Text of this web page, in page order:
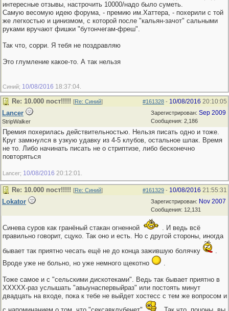
интересные отзывы, настрочить 10000/надо было суметь.
Самую весомую идею форума, - премию им.Хаттера, - похерили с той
же легкостью и цинизмом, с которой после "кальян-зачот" сальными
руками вручают фишки "бутончегам-фреш".
Так что, сорри. Я тебя не поздравляю
Это глумление какое-то. А так нельзя
Синий; 10/08/2016 18:37:04
#161328 - 10/08/2016 20:10:05
Re: 10.000 пост!!!!! [Re: Синий]
Зарегистрирован: Sep 2009
Сообщения: 2,186
Lancer
StripWalker
Премия похерилась действительностью. Нельзя писать одно и тоже.
Круг замкнулся в узкую удавку из 4-5 клубов, остальное шлак. Время
не то. Либо начинать писать не о стриптизе, либо бесконечно
повторяться
Lancer; 10/08/2016 20:12:01
#161329 - 10/08/2016 21:55:31
Re: 10.000 пост!!!!! [Re: Синий]
Зарегистрирован: Nov 2007
Сообщения: 12,131
Lokator
Синева суров как гранёный стакан огненной
. И ведь всё
правильно говорит, сцуко. Так оно и есть. Но с другой стороны, иногда
бывает так приятно чесать ещё не до конца зажившую болячку
.
Вроде уже не больно, но уже немного щекотно
.
Тоже самое и с "сельскими дискотеками". Ведь так бывает приятно в
ХХХХХ-раз услышать "авыунаспервыйраз" или постоять минут
двадцать на входе, пока к тебе не выйдет хостесс с тем же вопросом и